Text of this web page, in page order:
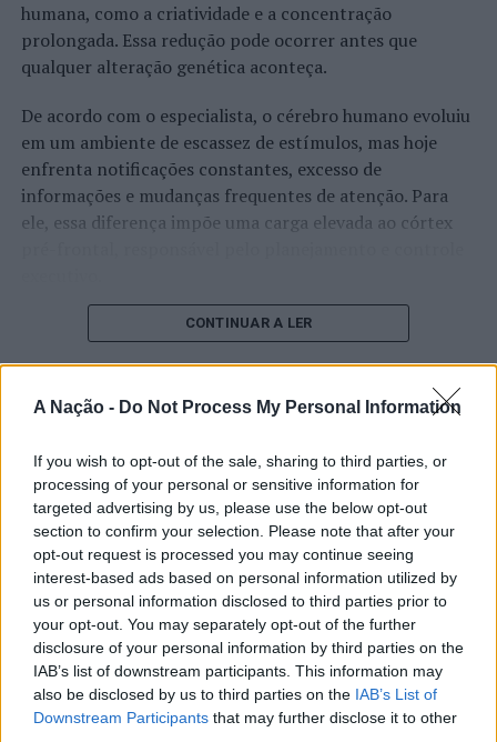
A Nação - Do Not Process My Personal Information
If you wish to opt-out of the sale, sharing to third parties, or
processing of your personal or sensitive information for
targeted advertising by us, please use the below opt-out
section to confirm your selection. Please note that after your
opt-out request is processed you may continue seeing
interest-based ads based on personal information utilized by
us or personal information disclosed to third parties prior to
your opt-out. You may separately opt-out of the further
disclosure of your personal information by third parties on the
IAB’s list of downstream participants. This information may
also be disclosed by us to third parties on the IAB’s List of
Downstream Participants that may further disclose it to other
humana, como a criatividade e a concentração
prolongada. Essa redução pode ocorrer antes que
qualquer alteração genética aconteça.
De acordo com o especialista, o cérebro humano evoluiu
em um ambiente de escassez de estímulos, mas hoje
enfrenta notificações constantes, excesso de
informações e mudanças frequentes de atenção. Para
ele, essa diferença impõe uma carga elevada ao córtex
O pesquisador afirma que plataformas digitais também
manter a atenção e a procrastinação. Na sua visão,
aumentam a sensação de sobrecarga, enquanto o stress
prolongado pode elevar os níveis de cortisol e
prejudicar o desempenho cognitivo.
Fabiano de Abreu Agrela Rodrigues ressalta que não há
evidências de que o ambiente digital provoque mudanças
genéticas na espécie humana. A adaptação observada,
afirma, ocorre por meio da neuroplasticidade, processo
pelo qual os circuitos neurais se reorganizam em
resposta às experiências.
CONTINUAR A LER
ATUALIDADE
“Millennium Estoril Open 2026”
regressou ao circuito ATP com
vitória do francês Luca Van Assche
Publicado 1 dia atrás on 07/08/2026
Ígor Lopes
O “Millennium Estoril Open 2026” decorreu entre os
dias 18 e 26 de julho, no Clube de Ténis do Estoril, em